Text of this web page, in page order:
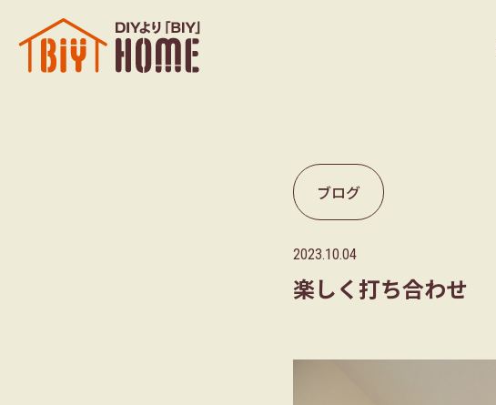
ブログ
2023.10.04
楽しく打ち合わせ